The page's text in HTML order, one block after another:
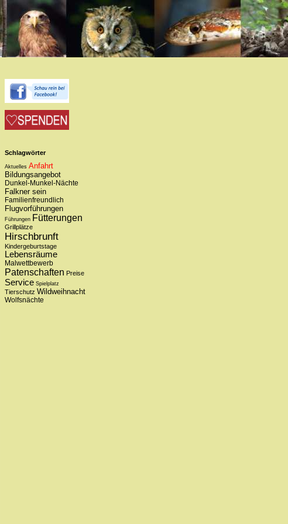
Schlagwörter
Aktuelles Anfahrt
Bildungsangebot
Dunkel-Munkel-Nächte
Falkner sein
Familienfreundlich
Flugvorführungen
Führungen Fütterungen
Grillplätze
Hirschbrunft
Kindergeburtstage
Lebensräume
Malwettbewerb
Patenschaften Preise
Service Spielplatz
Tierschutz Wildweihnacht
Wolfsnächte